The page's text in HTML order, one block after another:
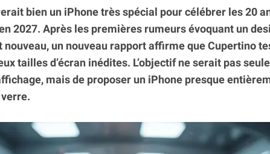
bien un iPhone très spécial pour célébrer les 20
2027. Après les premières rumeurs évoquant un
nouveau, un nouveau rapport affirme que Cupertino
tailles d’écran inédites. L’objectif ne serait pas
mais de proposer un iPhone presque